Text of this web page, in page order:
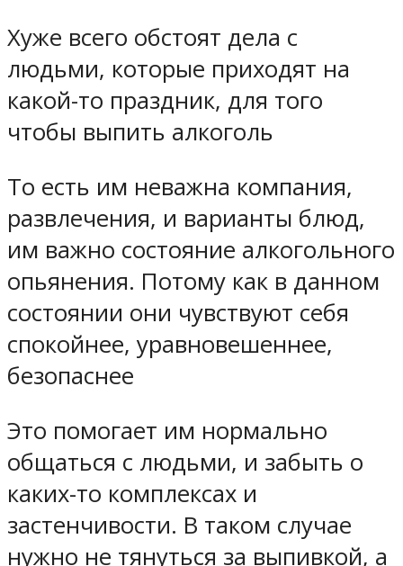
Хуже всего обстоят дела с
людьми, которые приходят на
какой-то праздник, для того
чтобы выпить алкоголь
То есть им неважна компания,
развлечения, и варианты блюд,
им важно состояние алкогольного
опьянения. Потому как в данном
состоянии они чувствуют себя
спокойнее, уравновешеннее,
безопаснее
Это помогает им нормально
общаться с людьми, и забыть о
каких-то комплексах и
застенчивости. В таком случае
нужно не тянуться за выпивкой, а